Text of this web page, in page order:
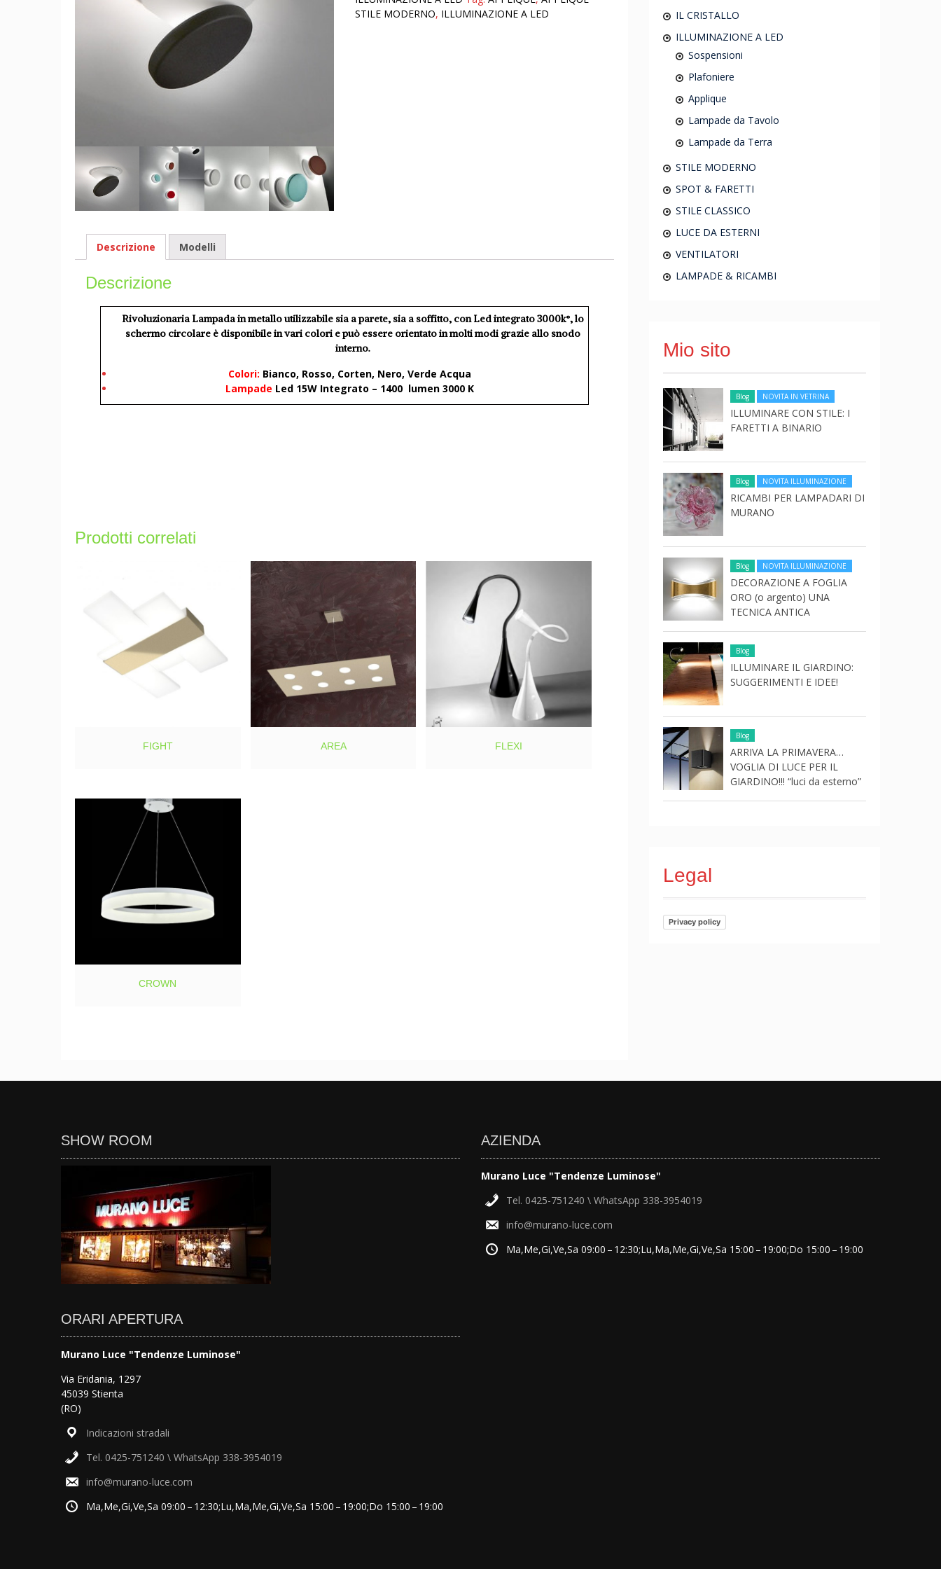
STILE MODERNO, ILLUMINAZIONE A LED
Descrizione Modelli
Descrizione
Rivoluzionaria Lampada in metallo utilizzabile sia a parete, sia a soffitto, con Led integrato 3000k°, lo
schermo circolare è disponibile in vari colori e può essere orientato in molti modi grazie allo snodo
interno.
Colori: Bianco, Rosso, Corten, Nero, Verde Acqua
Lampade Led 15W Integrato – 1400 lumen 3000 K
Prodotti correlati
FIGHT AREA FLEXI
CROWN
IL CRISTALLO
ILLUMINAZIONE A LED
Sospensioni
Plafoniere
Applique
Lampade da Tavolo
Lampade da Terra
STILE MODERNO
SPOT & FARETTI
STILE CLASSICO
LUCE DA ESTERNI
VENTILATORI
LAMPADE & RICAMBI
Mio sito
Blog NOVITA IN VETRINA
ILLUMINARE CON STILE: I
FARETTI A BINARIO
Blog NOVITA ILLUMINAZIONE
RICAMBI PER LAMPADARI DI
MURANO
Blog NOVITA ILLUMINAZIONE
DECORAZIONE A FOGLIA
ORO (o argento) UNA
TECNICA ANTICA
Blog
ILLUMINARE IL GIARDINO:
SUGGERIMENTI E IDEE!
Blog
ARRIVA LA PRIMAVERA…
VOGLIA DI LUCE PER IL
GIARDINO!!! “luci da esterno”
Legal
Privacy policy
SHOW ROOM
ORARI APERTURA
Murano Luce "Tendenze Luminose"
Via Eridania, 1297
45039 Stienta
(RO)
Indicazioni stradali
Tel. 0425-751240 \ WhatsApp 338-3954019
info@murano-luce.com
Ma,Me,Gi,Ve,Sa 09:00 – 12:30;Lu,Ma,Me,Gi,Ve,Sa 15:00 – 19:00;Do 15:00 – 19:00
AZIENDA
Murano Luce "Tendenze Luminose"
Tel. 0425-751240 \ WhatsApp 338-3954019
info@murano-luce.com
Ma,Me,Gi,Ve,Sa 09:00 – 12:30;Lu,Ma,Me,Gi,Ve,Sa 15:00 – 19:00;Do 15:00 – 19:00